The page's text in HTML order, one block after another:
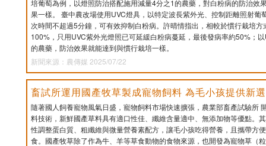
培葡萄為例，以燈照防治搭配施用減量4分之1的農藥，對白粉病的防治效
果一樣。 臺中農改場使用UVC燈具，以特定波長紫外光、控制距離照射葡
次時間不超過5分鐘，可有效抑制白粉病。許晴情指出，相較於慣行栽培
100%，只用UVC紫外光燈照已可延緩白粉病蔓延，最後發病率約50%；
的農藥，防治效果就能達到與慣行栽培一樣。
新聞來源：農傳媒 2025/07/22
畜試所運用國產牧草製成寵物飼料 為毛小孩提供新
隨著國人飼養寵物風氣日盛，寵物飼料市場快速擴張，農業部畜產試驗所
料技術，新鮮國產草料具有適口性佳、纖維含量適中、無添加物等優點。
性調整蛋白質、粗纖維與微量營養素配方，讓毛小孩吃得營養，且攜帶方
食。國產牧草除了作為牛、羊等草食動物的食物來源，也開發為寵物草（